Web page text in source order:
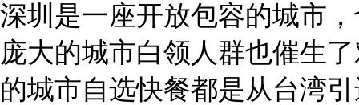
深圳是一座开放包容的城市
庞大的城市白领人群也催生
的城市自选快餐都是从台湾